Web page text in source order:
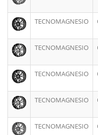
TECNOMAGNESIO
TECNOMAGNESIO
TECNOMAGNESIO
TECNOMAGNESIO
TECNOMAGNESIO